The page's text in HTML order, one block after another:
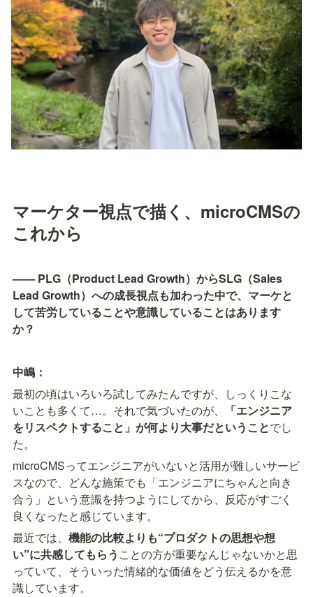
マーケター視点で描く、microCMSの
これから
—— PLG（Product Lead Growth）からSLG（Sales
Lead Growth）への成長視点も加わった中で、マーケと
して苦労していることや意識していることはあります
か？
中嶋：
最初の頃はいろいろ試してみたんですが、しっくりこな
いことも多くて…。それで気づいたのが、
「エンジニア
をリスペクトすること」が何より大事だということでし
た。
microCMSってエンジニアがいないと活用が難しいサービ
スなので、どんな施策でも「エンジニアにちゃんと向き
合う」という意識を持つようにしてから、反応がすごく
良くなったと感じています。
最近では、 機能の比較よりも“プロダクトの思想や想
い”に共感してもらう ことの方が重要なんじゃないかと思
っていて、そういった情緒的な価値をどう伝えるかを意
識しています。